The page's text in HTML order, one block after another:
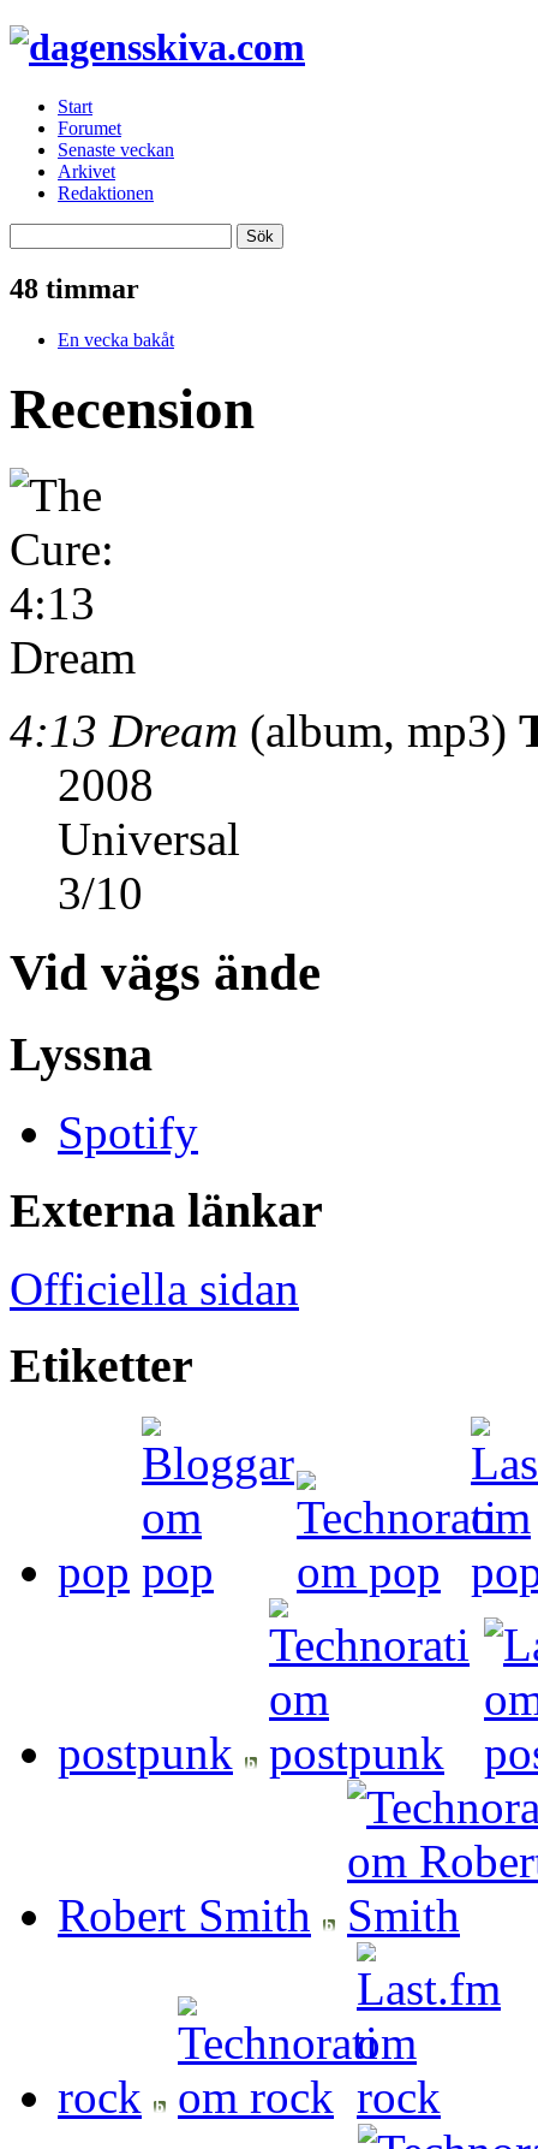
Start
Forumet
Senaste veckan
Arkivet
Redaktionen
48 timmar
En vecka bakåt
Recension
4:13 Dream (album, mp3)
2008
Universal
3/10
Vid vägs ände
Lyssna
Spotify
Externa länkar
Officiella sidan
Etiketter
pop
postpunk
Robert Smith
rock